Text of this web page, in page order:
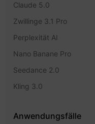
Claude 5.0
Zwillinge 3.1 Pro
Perplexität AI
Nano Banane Pro
Seedance 2.0
Kling 3.0
Anwendungsfälle